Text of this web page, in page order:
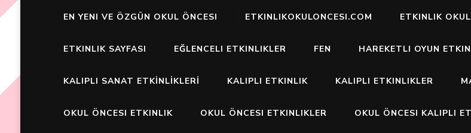
EN YENI VE ÖZGÜN OKUL ÖNCESI ETKINLIKOKULONCESI.COM ETKINLIK
ETKINLIK SAYFASI EĞLENCELI ETKINLIKLER FEN HAREKETLI OYUN
KALIPLI SANAT ETKİNLİKLERİ KALIPLI ETKINLIK KALIPLI ETKINLIKLER
OKUL ÖNCESI ETKINLIK OKUL ÖNCESI ETKINLIKLER OKUL ÖNCESI KALIPLI